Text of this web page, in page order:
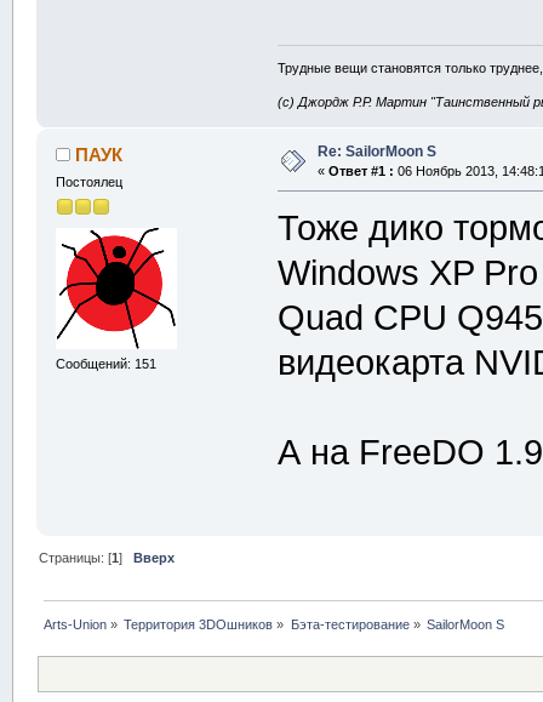
Трудные вещи становятся только
(с) Джордж Р.Р. Мартин "Таинственный
ПАУК
Постоялец
Сообщений: 151
Re: SailorMoon S
« Ответ #1 : 06 Ноябрь 2013,
Тоже дико
Windows XP
Quad CPU
видеокарта
А на FreeDO
Страницы: [1]Вверх
Arts-Union » Территория 3DOшников » Бэта-тестирование» SailorMoon S